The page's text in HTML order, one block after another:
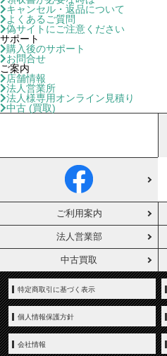
キャンセル・返品について
よくあるご質問
偽サイトにご注意ください
サポート
購入後のサポート
お問合せ
ご案内
店舗情報
法人営業所
法人様専用オンライン見積り
中古 (買取)
ご利用案内
法人営業部
中古買取
特定商取引に基づく表示
個人情報保護方針
会社情報